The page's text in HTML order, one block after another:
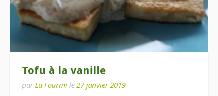
Tofu à la vanille
par La Fourmi le 27 janvier 2019